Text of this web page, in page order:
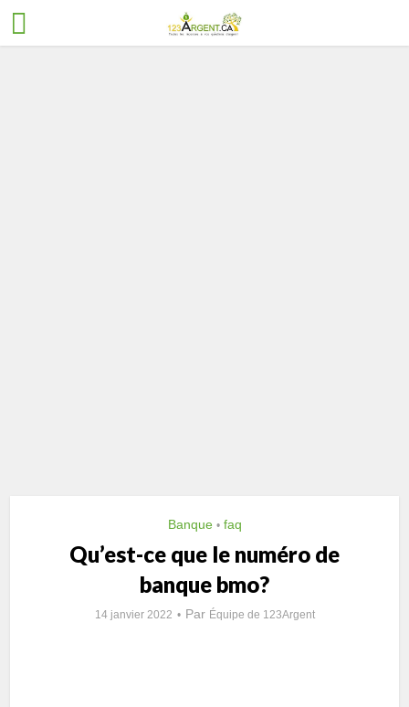
Banque • faq
Qu’est-ce que le numéro de
banque bmo?
14 janvier 2022 Par Équipe de 123Argent